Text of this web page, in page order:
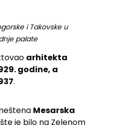
i Takovske u
palate
arhitekta
godine, a
.
Mesarska
je bilo na Zelenom